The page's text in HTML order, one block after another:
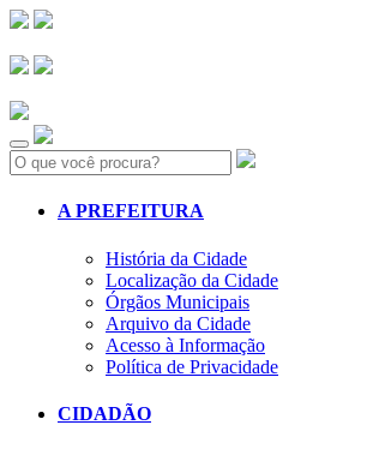
Search:
A PREFEITURA
História da Cidade
Localização da Cidade
Órgãos Municipais
Arquivo da Cidade
Acesso à Informação
Política de Privacidade
CIDADÃO